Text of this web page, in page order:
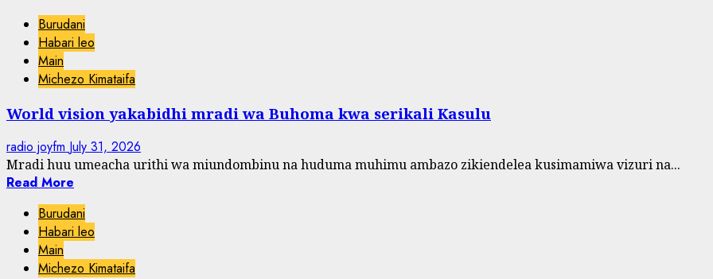
Burudani
Habari leo
Main
Michezo Kimataifa
World vision yakabidhi mradi wa Buhoma kwa serikali Kasulu
radio joyfm July 31, 2026
Mradi huu umeacha urithi wa miundombinu na huduma muhimu ambazo zikiendelea kusimamiwa vizuri na...
Read More
Burudani
Habari leo
Main
Michezo Kimataifa